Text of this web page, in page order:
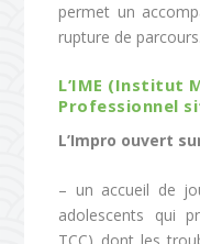
permet un
rupture de parcours.
L’IME (Institut
Professionnel
L’Impro ouvert
– un accueil de
adolescents qui